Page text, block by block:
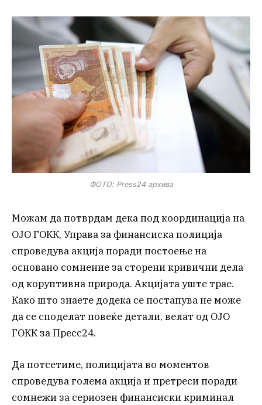
ФОТО: Press24 архива
Можам да потврдам дека под координација на
ОЈО ГОКК, Управа за финансиска полиција
спроведува акција поради постоење на
основано сомнение за сторени кривични дела
од коруптивна природа. Акцијата уште трае.
Како што знаете додека се постапува не може
да се споделат повеќе детали, велат од ОЈО
ГОКК за Пресс24.
Да потсетиме, полицијата во моментов
спроведува голема акција и претреси поради
сомнежи за сериозен финансиски криминал